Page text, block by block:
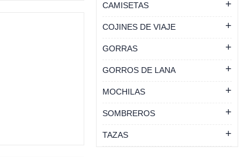
CAMISETAS
COJINES DE VIAJE
GORRAS
GORROS DE LANA
MOCHILAS
SOMBREROS
TAZAS